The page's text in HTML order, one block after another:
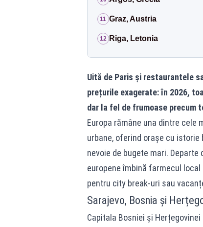
11 Graz, Austria
12 Riga, Letonia
Uită de Paris și restaurantele
prețurile exagerate: în 2026,
dar la fel de frumoase precum
Europa rămâne una dintre cele
urbane, oferind orașe cu
nevoie de bugete mari.
europene îmbină farmecul
pentru city break-uri sau
Sarajevo, Bosnia și
Capitala Bosniei și